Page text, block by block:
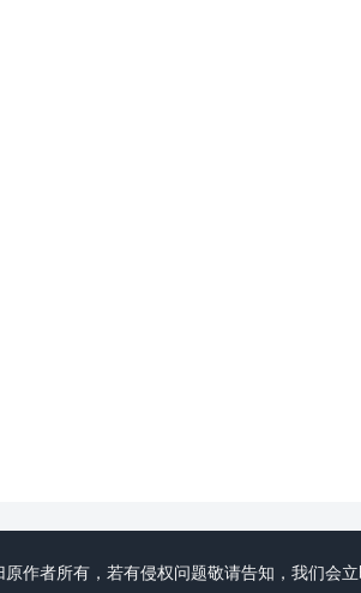
作者所有，若有侵权问题敬请告知，我们会